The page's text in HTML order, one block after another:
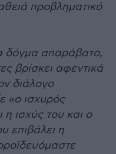
προβληματικό
δόγμα απαράβατο,
βρίσκει αφεντικά
διάλογο
«ο ισχυρός
ισχύς του και ο
επιβάλει η